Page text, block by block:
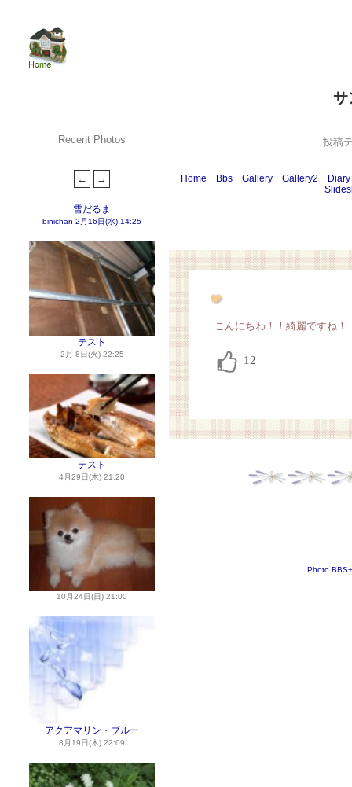
サ
Recent Photos
雪だるま
binichan 2月16日(水) 14:25
テスト
2月 8日(火) 22:25
テスト
4月29日(木) 21:20
10月24日(日) 21:00
アクアマリン・ブルー
8月19日(木) 22:09
投稿
Home Bbs Gallery Gallery2
Diary
こんにちわ！！綺麗ですね！
Photo BBS+